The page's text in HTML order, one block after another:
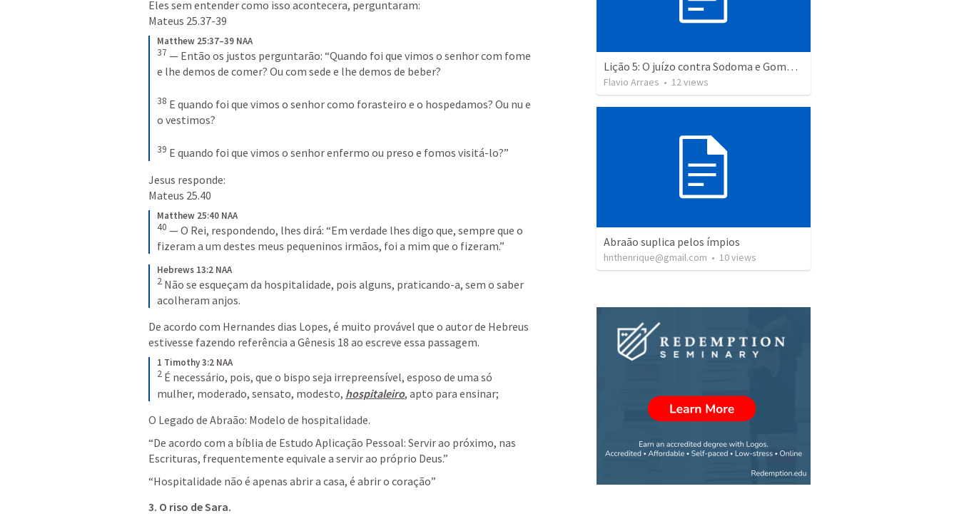
Mateus 25.37-39
Matthew 25:37–39 NAA
37 — Então os justos perguntarão: “Quando foi que vimos o senhor com fome
e lhe demos de comer? Ou com sede e lhe demos de beber?
38 E quando foi que vimos o senhor como forasteiro e o hospedamos? Ou nu e
o vestimos?
39 E quando foi que vimos o senhor enfermo ou preso e fomos visitá-lo?”
Mateus 25.40
Matthew 25:40 NAA
40 — O Rei, respondendo, lhes dirá: “Em verdade lhes digo que, sempre que o
fizeram a um destes meus pequeninos irmãos, foi a mim que o fizeram.”
Hebrews 13:2 NAA
2 Não se esqueçam da hospitalidade, pois alguns, praticando-a, sem o saber
acolheram anjos.
De acordo com Hernandes dias Lopes, é muito provável que o autor de Hebreus
estivesse fazendo referência a Gênesis 18 ao escreve essa passagem.
1 Timothy 3:2 NAA
2 É necessário, pois, que o bispo seja irrepreensível, esposo de uma só
mulher, moderado, sensato, modesto, hospitaleiro, apto para ensinar;
O Legado de Abraão: Modelo de hospitalidade.
“De acordo com a bíblia de Estudo Aplicação Pessoal: Servir ao próximo, nas
Escrituras, frequentemente equivale a servir ao próprio Deus.”
“Hospitalidade não é apenas abrir a casa, é abrir o coração”
3. O riso de Sara.
Lição 5: O juízo contra Sodoma e Gomorra
Flavio Arraes • 12views
Abraão suplica pelos ímpios
hnthenrique@gmail.com • 10views